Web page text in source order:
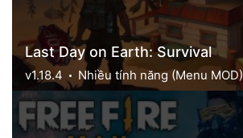
Last Day on Earth: Survival
v1.18.4 Nhiều tính năng (Menu MOD)